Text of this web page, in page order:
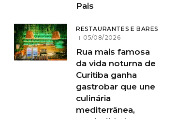
Pais
RESTAURANTES E BARES
05/08/2026
Rua mais famosa
da vida noturna de
Curitiba ganha
gastrobar que une
culinária
mediterrânea,